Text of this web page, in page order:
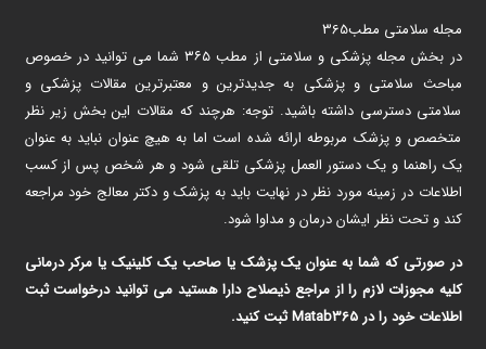
مجله سلامتی مطب365
در بخش مجله پزشکی و سلامتی از مطب ۳۶۵ شما می توانید در خصوص
مباحث سلامتی و پزشکی به جدیدترین و معتبرترین مقالات پزشکی و
سلامتی دسترسی داشته باشید. توجه: هرچند که مقالات این بخش زیر نظر
متخصص و پزشک مربوطه ارائه شده است اما به هیچ عنوان نباید به عنوان
یک راهنما و یک دستور العمل پزشکی تلقی شود و هر شخص پس از کسب
اطلاعات در زمینه مورد نظر در نهایت باید به پزشک و دکتر معالج خود مراجعه
کند و تحت نظر ایشان درمان و مداوا شود.
در صورتی که شما به عنوان یک پزشک یا صاحب یک کلینیک یا مرکر درمانی
کلیه مجوزات لازم را از مراجع ذیصلاح دارا هستید می توانید درخواست ثبت
اطلاعات خود را در Matab365 ثبت کنید.